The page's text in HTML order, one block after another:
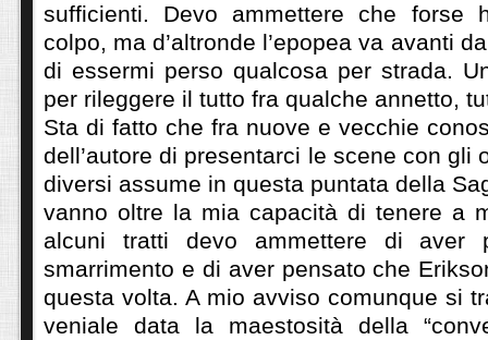
sufficienti. Devo ammettere che forse
colpo, ma d’altronde l’epopea va avanti
di essermi perso qualcosa per strada.
per rileggere il tutto fra qualche annetto,
Sta di fatto che fra nuove e vecchie
dell’autore di presentarci le scene con gli
diversi assume in questa puntata della
vanno oltre la mia capacità di tenere a
alcuni tratti devo ammettere di aver
smarrimento e di aver pensato che
questa volta. A mio avviso comunque si
veniale data la maestosità della